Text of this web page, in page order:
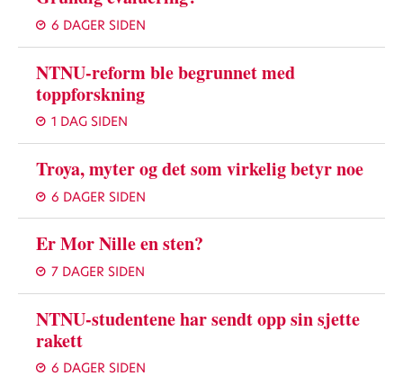
6 DAGER SIDEN
NTNU-reform ble begrunnet med
toppforskning
1 DAG SIDEN
Troya, myter og det som virkelig betyr noe
6 DAGER SIDEN
Er Mor Nille en sten?
7 DAGER SIDEN
NTNU-studentene har sendt opp sin sjette
rakett
6 DAGER SIDEN